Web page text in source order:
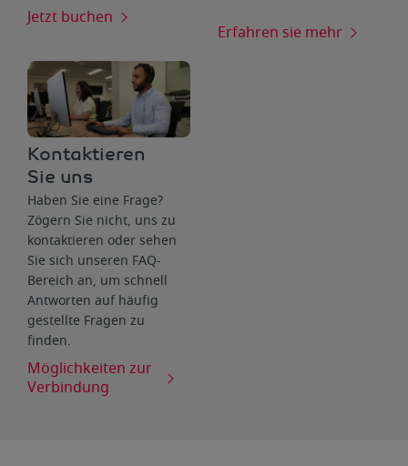
Jetzt buchen
Erfahren sie mehr
Kontaktieren
Sie uns
Haben Sie eine Frage?
Zögern Sie nicht, uns zu
kontaktieren oder sehen
Sie sich unseren FAQ-
Bereich an, um schnell
Antworten auf häufig
gestellte Fragen zu
finden.
Möglichkeiten zur
Verbindung